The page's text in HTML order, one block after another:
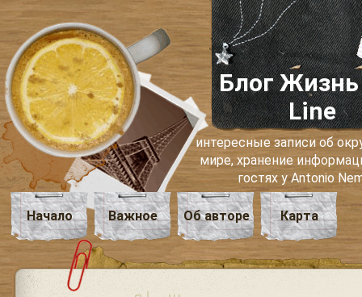
Блог Жизнь
Line
интересные записи об
мире, хранение
гостях у Antonio
Начало Важное Об авторе Карта